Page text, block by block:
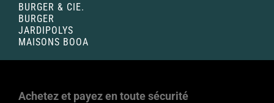
BURGER & CIE.
BURGER
JARDIPOLYS
MAISONS BOOA
Achetez et payez en toute sécurité